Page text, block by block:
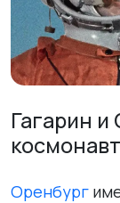
Гагарин и
Оренбург